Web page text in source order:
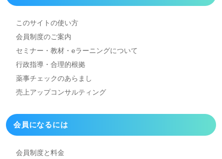
このサイトの使い方
会員制度のご案内
セミナー・教材・eラーニングについて
行政指導・合理的根拠
薬事チェックのあらまし
売上アップコンサルティング
会員になるには
会員制度と料金